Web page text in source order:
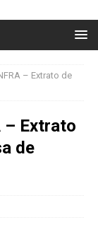
– Extrato de
– Extrato
de